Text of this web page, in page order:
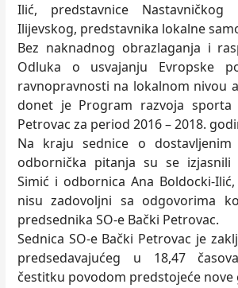
Ilić, predstavnice
Ilijevskog, predstavnika lokalne
Bez naknadnog obrazlaganja i
Odluka o usvajanju Evropske
ravnopravnosti na lokalnom nivou
donet je Program razvoja sporta
Petrovac za period 2016 – 2018.
Na kraju sednice o dostavljenim
odbornička pitanja su se izjasnili
Simić i odbornica Ana Boldocki-
nisu zadovoljni sa odgovorima
predsednika SO-e Bački Petrovac.
Sednica SO-e Bački Petrovac je
predsedavajućeg u 18,47
čestitku povodom predstojeće nove